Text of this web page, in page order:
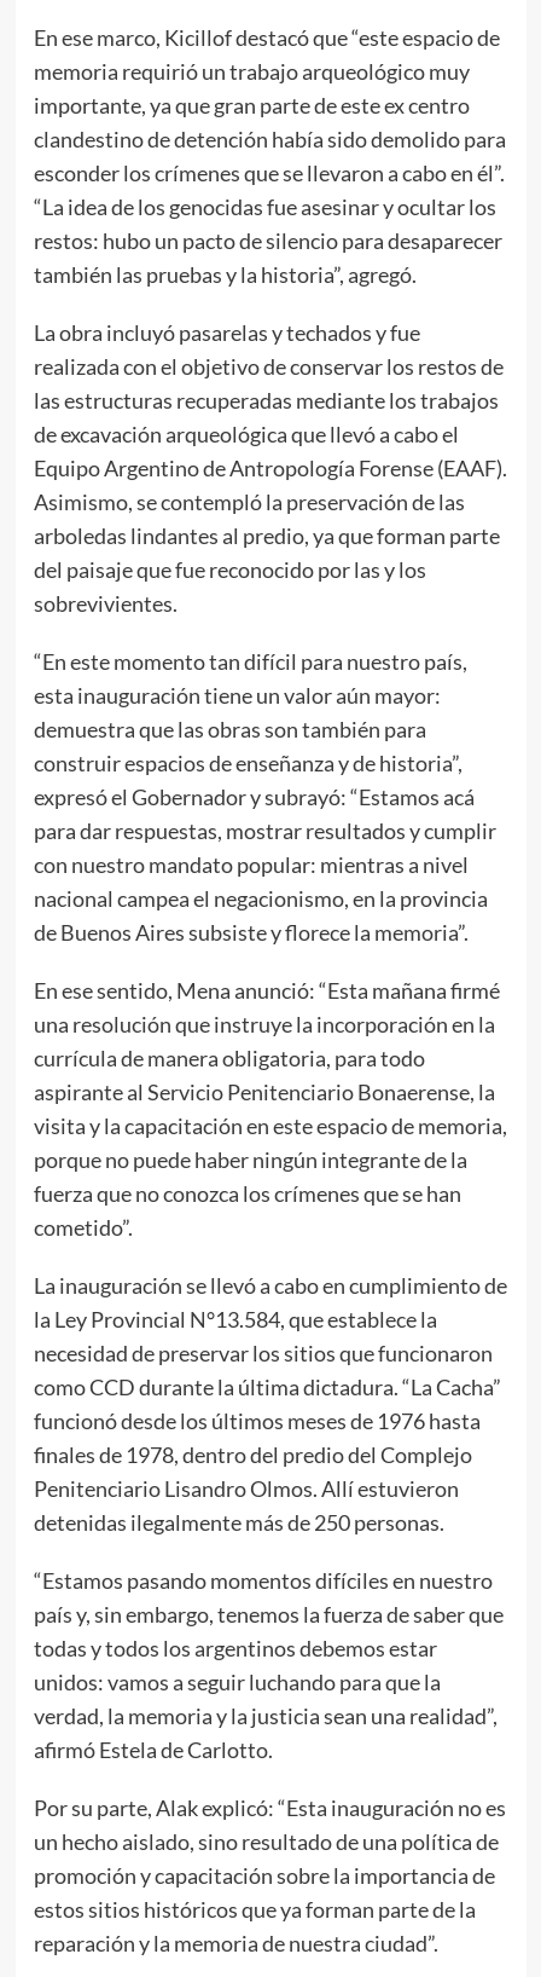
En ese marco, Kicillof destacó que “este espacio de
memoria requirió un trabajo arqueológico muy
importante, ya que gran parte de este ex centro
clandestino de detención había sido demolido para
esconder los crímenes que se llevaron a cabo en él”.
“La idea de los genocidas fue asesinar y ocultar los
restos: hubo un pacto de silencio para desaparecer
también las pruebas y la historia”, agregó.
La obra incluyó pasarelas y techados y fue
realizada con el objetivo de conservar los restos de
las estructuras recuperadas mediante los trabajos
de excavación arqueológica que llevó a cabo el
Equipo Argentino de Antropología Forense (EAAF).
Asimismo, se contempló la preservación de las
arboledas lindantes al predio, ya que forman parte
del paisaje que fue reconocido por las y los
sobrevivientes.
“En este momento tan difícil para nuestro país,
esta inauguración tiene un valor aún mayor:
demuestra que las obras son también para
construir espacios de enseñanza y de historia”,
expresó el Gobernador y subrayó: “Estamos acá
para dar respuestas, mostrar resultados y cumplir
con nuestro mandato popular: mientras a nivel
nacional campea el negacionismo, en la provincia
de Buenos Aires subsiste y florece la memoria”.
En ese sentido, Mena anunció: “Esta mañana firmé
una resolución que instruye la incorporación en la
currícula de manera obligatoria, para todo
aspirante al Servicio Penitenciario Bonaerense, la
visita y la capacitación en este espacio de memoria,
porque no puede haber ningún integrante de la
fuerza que no conozca los crímenes que se han
cometido”.
La inauguración se llevó a cabo en cumplimiento de
la Ley Provincial N°13.584, que establece la
necesidad de preservar los sitios que funcionaron
como CCD durante la última dictadura. “La Cacha”
funcionó desde los últimos meses de 1976 hasta
finales de 1978, dentro del predio del Complejo
Penitenciario Lisandro Olmos. Allí estuvieron
detenidas ilegalmente más de 250 personas.
“Estamos pasando momentos difíciles en nuestro
país y, sin embargo, tenemos la fuerza de saber que
todas y todos los argentinos debemos estar
unidos: vamos a seguir luchando para que la
verdad, la memoria y la justicia sean una realidad”,
afirmó Estela de Carlotto.
Por su parte, Alak explicó: “Esta inauguración no es
un hecho aislado, sino resultado de una política de
promoción y capacitación sobre la importancia de
estos sitios históricos que ya forman parte de la
reparación y la memoria de nuestra ciudad”.